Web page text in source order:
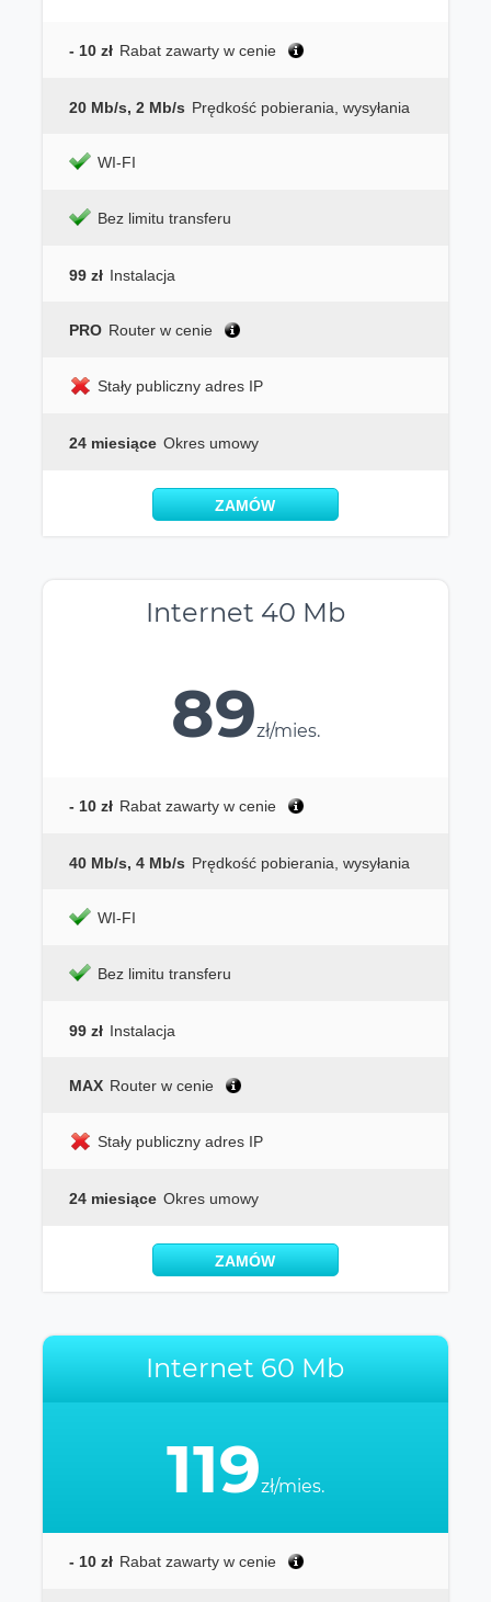
- 10 zł Rabat zawarty w cenie
20 Mb/s, 2 Mb/s Prędkość pobierania, wysyłania
WI-FI
Bez limitu transferu
99 zł Instalacja
PRO Router w cenie
Stały publiczny adres IP
24 miesiące Okres umowy
ZAMÓW
Internet 40 Mb
89zł/mies.
- 10 zł Rabat zawarty w cenie
40 Mb/s, 4 Mb/s Prędkość pobierania, wysyłania
WI-FI
Bez limitu transferu
99 zł Instalacja
MAX Router w cenie
Stały publiczny adres IP
24 miesiące Okres umowy
ZAMÓW
Internet 60 Mb
119zł/mies.
- 10 zł Rabat zawarty w cenie